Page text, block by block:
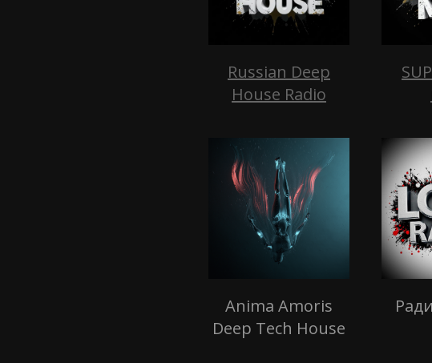
Russian Deep
House Radio
Anima Amoris
Deep Tech House